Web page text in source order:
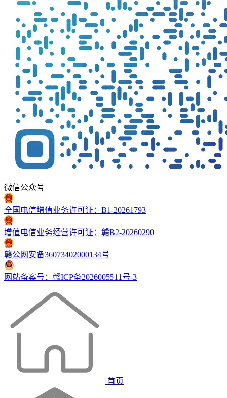
微信公众号
全国电信增值业务许可证：B1-20261793
增值电信业务经营许可证：赣B2-20260290
赣公网安备36073402000134号
网站备案号：赣ICP备2026005511号-3
首页